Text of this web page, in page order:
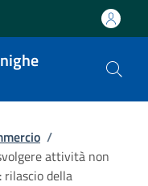
/
attività non
della